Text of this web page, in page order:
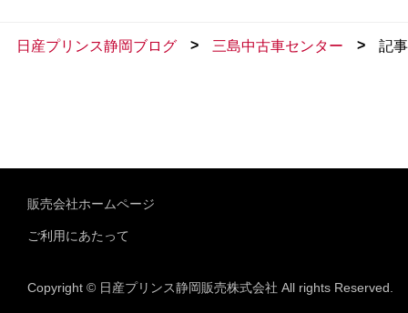
日産プリンス静岡ブログ > 三島中古車センター > 記
販売会社ホームページ
ご利用にあたって
Copyright © 日産プリンス静岡販売株式会社 All rights Reserved.